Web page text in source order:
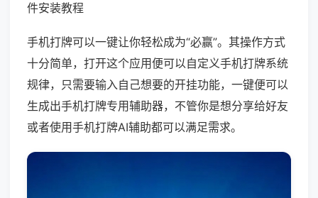
件安装教程
手机打牌可以一键让你轻松成为“必赢”。其操作方式
十分简单，打开这个应用便可以自定义手机打牌系统
规律，只需要输入自己想要的开挂功能，一键便可以
生成出手机打牌专用辅助器，不管你是想分享给好友
或者使用手机打牌AI辅助都可以满足需求。